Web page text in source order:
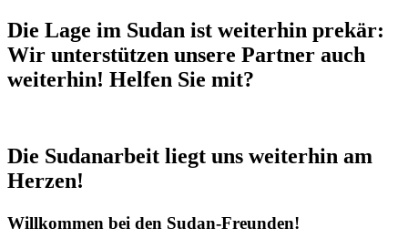
Die Lage im Sudan ist weiterhin prekär:
Wir unterstützen unsere Partner auch
weiterhin! Helfen Sie mit?
Die Sudanarbeit liegt uns weiterhin am
Herzen!
Willkommen bei den Sudan-Freunden!